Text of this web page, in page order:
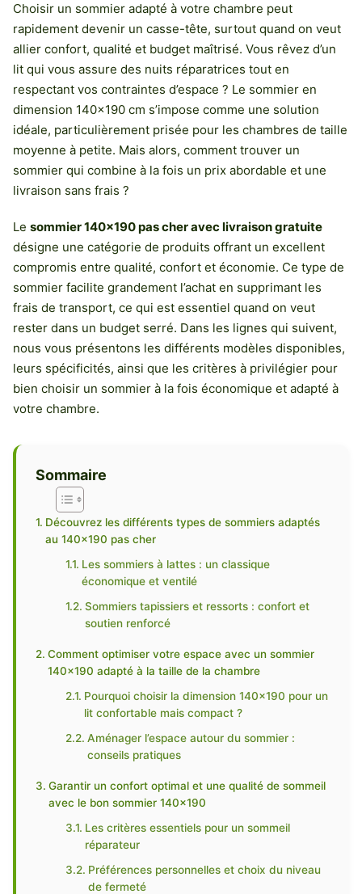
Choisir un sommier adapté à votre chambre peut
rapidement devenir un casse-tête, surtout quand on veut
allier confort, qualité et budget maîtrisé. Vous rêvez d’un
lit qui vous assure des nuits réparatrices tout en
respectant vos contraintes d’espace ? Le sommier en
dimension 140×190 cm s’impose comme une solution
idéale, particulièrement prisée pour les chambres de taille
moyenne à petite. Mais alors, comment trouver un
sommier qui combine à la fois un prix abordable et une
livraison sans frais ?
Le sommier 140×190 pas cher avec livraison gratuite
désigne une catégorie de produits offrant un excellent
compromis entre qualité, confort et économie. Ce type de
sommier facilite grandement l’achat en supprimant les
frais de transport, ce qui est essentiel quand on veut
rester dans un budget serré. Dans les lignes qui suivent,
nous vous présentons les différents modèles disponibles,
leurs spécificités, ainsi que les critères à privilégier pour
bien choisir un sommier à la fois économique et adapté à
votre chambre.
Sommaire
Découvrez les différents types de sommiers adaptés
au 140×190 pas cher
Les sommiers à lattes : un classique
économique et ventilé
Sommiers tapissiers et ressorts : confort et
soutien renforcé
Comment optimiser votre espace avec un sommier
140×190 adapté à la taille de la chambre
Pourquoi choisir la dimension 140×190 pour un
lit confortable mais compact ?
Aménager l’espace autour du sommier :
conseils pratiques
Garantir un confort optimal et une qualité de sommeil
avec le bon sommier 140×190
Les critères essentiels pour un sommeil
réparateur
Préférences personnelles et choix du niveau
de fermeté